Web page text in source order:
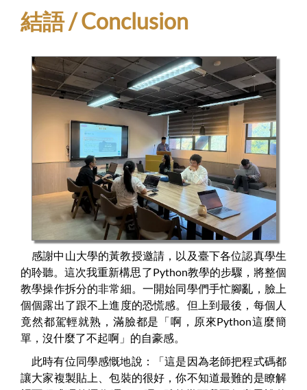
結語 / Conclusion
感謝中山大學的黃教授邀請，以及臺下各位認真學生
的聆聽。這次我重新構思了Python教學的步驟，將整個
教學操作拆分的非常細。一開始同學們手忙腳亂，臉上
個個露出了跟不上進度的恐慌感。但上到最後，每個人
竟然都駕輕就熟，滿臉都是「啊，原來Python這麼簡
單，沒什麼了不起啊」的自豪感。
此時有位同學感慨地說：「這是因為老師把程式碼都
讓大家複製貼上、包裝的很好，你不知道最難的是瞭解